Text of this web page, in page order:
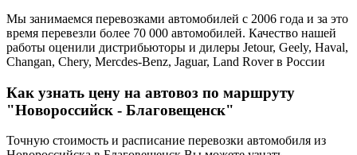
Мы занимаемся перевозками автомобилей с 2006 года и за это
время перевезли более 70 000 автомобилей. Качество нашей
работы оценили дистрибьюторы и дилеры Jetour, Geely, Haval,
Changan, Chery, Mercdes-Benz, Jaguar, Land Rover в России
Как узнать цену на автовоз по маршруту
"Новороссийск - Благовещенск"
Точную стоимость и расписание перевозки автомобиля из